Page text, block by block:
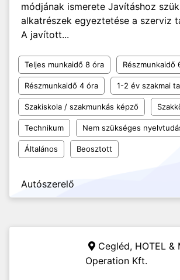
módjának ismerete Javításhoz
alkatrészek egyeztetése a szerviz
A javított...
Teljes munkaidő 8 óra Részmunkaidő
Részmunkaidő 4 óra 1-2 év szakmai
Szakiskola / szakmunkás képző
Technikum Nem szükséges
Általános Beosztott
Autószerelő
Cegléd, HOTEL &
Operation Kft.